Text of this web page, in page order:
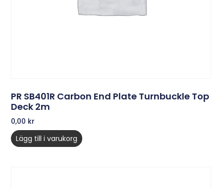
PR SB401R Carbon End Plate Turnbuckle Top
Deck 2m
0,00 kr
Lägg till i varukorg